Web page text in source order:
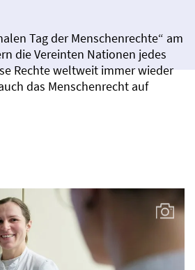
Tag der Menschenrechte“ am
die Vereinten Nationen jedes
Rechte weltweit immer wieder
das Menschenrecht auf